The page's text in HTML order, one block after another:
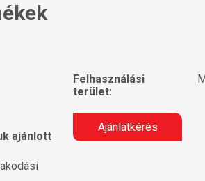
ajánlott
Felhasználási
terület:
Ajánlatkérés